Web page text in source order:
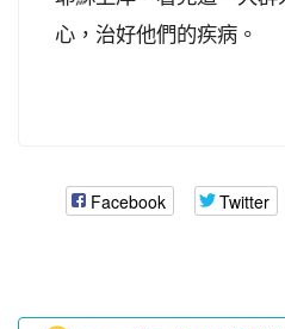
心，治好他們的疾病。
Facebook Twitter